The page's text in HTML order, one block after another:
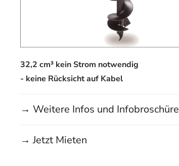
32,2 cm³ kein Strom notwendig
- keine Rücksicht auf Kabel
→ Weitere Infos und Infobroschüre
→ Jetzt Mieten